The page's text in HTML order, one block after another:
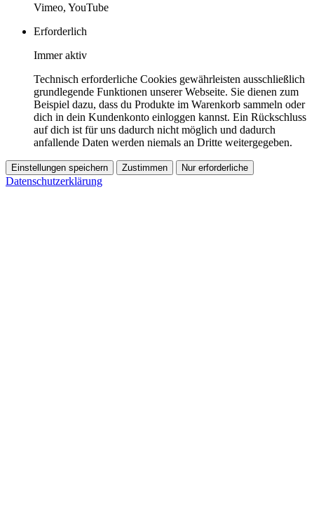
Vimeo, YouTube
Erforderlich
Immer aktiv
Technisch erforderliche Cookies gewährleisten ausschließlich
grundlegende Funktionen unserer Webseite. Sie dienen zum
Beispiel dazu, dass du Produkte im Warenkorb sammeln oder
dich in dein Kundenkonto einloggen kannst. Ein Rückschluss
auf dich ist für uns dadurch nicht möglich und dadurch
anfallende Daten werden niemals an Dritte weitergegeben.
Einstellungen speichern Zustimmen Nur erforderliche
Datenschutzerklärung